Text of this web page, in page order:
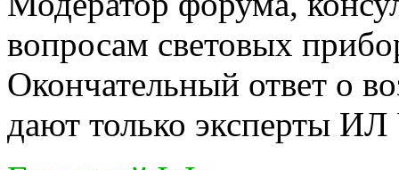
вопросам световых
Окончательный ответ о
дают только эксперты